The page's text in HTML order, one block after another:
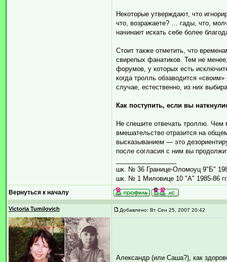
Некоторые утверждают, что
что, возражаете? … гады, что,
начинает искать себе более
Стоит также отметить, что
свирепых фанатиков. Тем не
форумов, у которых есть
когда тролль обзаводится
случае, естественно, из них
Как поступить, если вы
Не спешите отвечать троллю. Чем
вмешательство отразится на
высказыванием — это
после согласия с ним вы
шк. № 36 Границе-Оломоуц 9"Б"
шк. № 1 Миловице 10 "А" 1985-86
Вернуться к началу
Victoria Tumilovich Добавлено: Вт Сен 25, 2007 20:42
Александр (или Саша?), как